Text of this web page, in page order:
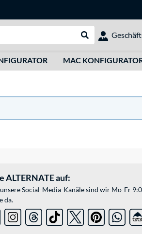
Suche
MAC
ALTERNATE auf:
Social-Media-Kanäle sind wir Mo-Fr
da.